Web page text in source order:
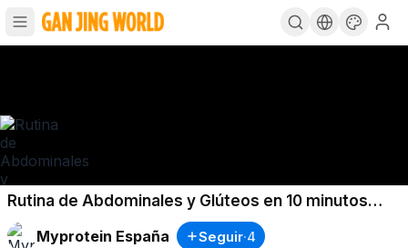
Rutina de Abdominales y Glúteos en 10 minutos
para hacer en casa o en el gimnasio
Myprotein España
Seguir·4